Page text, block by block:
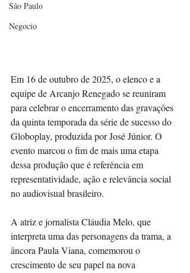
São Paulo
Negocio
Em 16 de outubro de 2025, o elenco e a
equipe de Arcanjo Renegado se reuniram
para celebrar o encerramento das gravações
da quinta temporada da série de sucesso do
Globoplay, produzida por José Júnior. O
evento marcou o fim de mais uma etapa
dessa produção que é referência em
representatividade, ação e relevância social
no audiovisual brasileiro.
A atriz e jornalista Cláudia Melo, que
interpreta uma das personagens da trama, a
âncora Paula Viana, comemorou o
crescimento de seu papel na nova